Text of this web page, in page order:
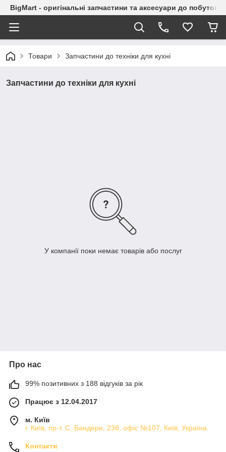
BigMart - оригінальні запчастини та аксесуари до побутової
Товари Запчастини до техніки для кухні
Запчастини до техніки для кухні
У компанії поки немає товарів або послуг
Про нас
99% позитивних з 188 відгуків за рік
Працює з 12.04.2017
м. Київ
г. Київ, пр-т. С. Бандери, 23б, офіс №107, Київ, Україна
Контакти